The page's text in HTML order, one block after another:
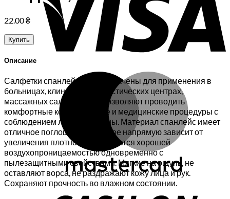
22.00₴
Купить
Описание
Салфетки спанлейс предназначены для применения в
больницах, клиниках, диагностических центрах,
массажных салонах и др. Позволяют проводить
комфортные косметические и медицинские процедуры с
соблюдением личной гигиены. Материал спанлейс имеет
отличное поглощение, которое напрямую зависит от
увеличения плотности, отличается хорошей
воздухопроницаемостью одновременно с
пылезащитными свойствами. Мягкие на ощупь, не
оставляют ворса, не раздражают кожу лица и рук.
Сохраняют прочность во влажном состоянии.